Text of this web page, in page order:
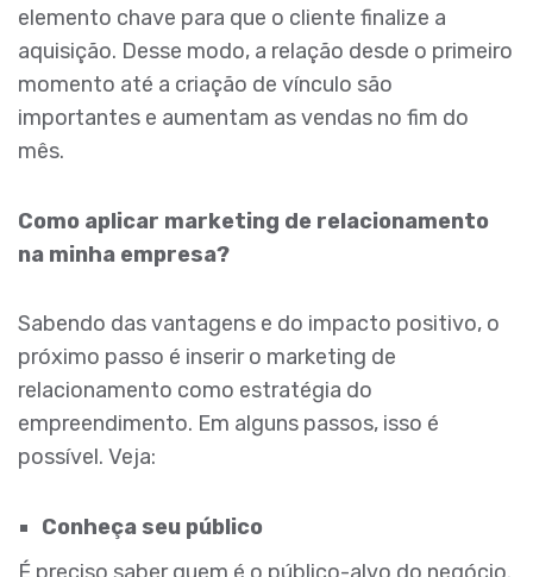
elemento chave para que o cliente finalize a
aquisição. Desse modo, a relação desde o primeiro
momento até a criação de vínculo são
importantes e aumentam as vendas no fim do
mês.
Como aplicar marketing de relacionamento
na minha empresa?
Sabendo das vantagens e do impacto positivo, o
próximo passo é inserir o marketing de
relacionamento como estratégia do
empreendimento. Em alguns passos, isso é
possível. Veja:
Conheça seu público